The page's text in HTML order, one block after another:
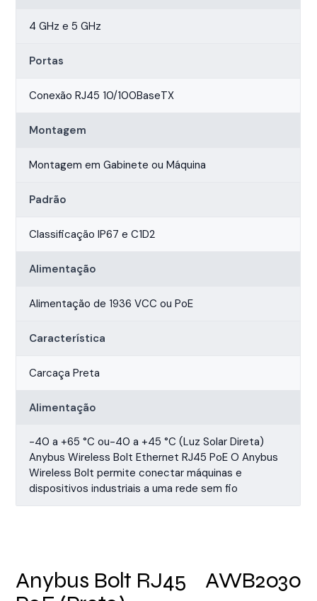
4 GHz e 5 GHz
Portas
Conexão RJ45 10/100BaseTX
Montagem
Montagem em Gabinete ou Máquina
Padrão
Classificação IP67 e C1D2
Alimentação
Alimentação de 1936 VCC ou PoE
Característica
Carcaça Preta
Alimentação
-40 a +65 °C ou-40 a +45 °C (Luz Solar Direta)
Anybus Wireless Bolt Ethernet RJ45 PoE O Anybus
Wireless Bolt permite conectar máquinas e
dispositivos industriais a uma rede sem fio
Anybus Bolt RJ45
AWB2030